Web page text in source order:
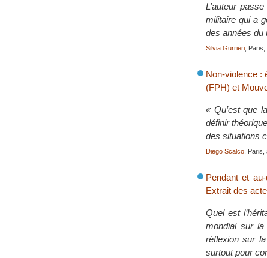
L’auteur
militaire qui a
des années du
Silvia Gurrieri ,
Non-violence :
(FPH) et
« Qu’est que
définir
des situations
Diego Scalco ,
Pendant et
Extrait des
Quel est
mondial sur la
réflexion sur
surtout pour